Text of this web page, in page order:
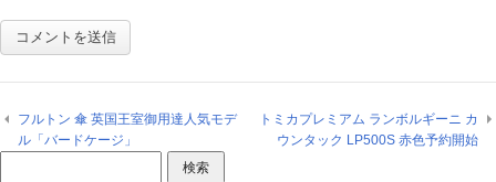
フルトン 傘 英国王室御用達人気モデ
ル「バードケージ」
トミカプレミアム ランボルギーニ カ
ウンタック LP500S 赤色予約開始